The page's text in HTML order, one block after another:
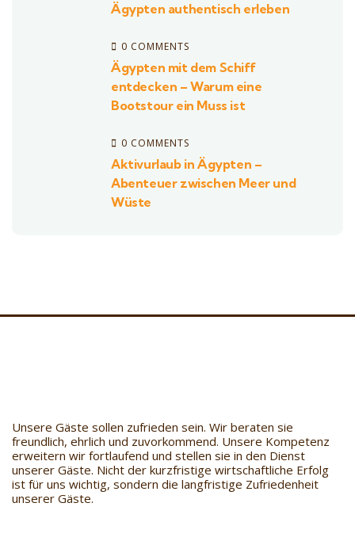
Ägypten authentisch erleben
0 COMMENTS
Ägypten mit dem Schiff
entdecken – Warum eine
Bootstour ein Muss ist
0 COMMENTS
Aktivurlaub in Ägypten –
Abenteuer zwischen Meer und
Wüste
Unsere Gäste sollen zufrieden sein. Wir beraten sie
freundlich, ehrlich und zuvorkommend. Unsere Kompetenz
erweitern wir fortlaufend und stellen sie in den Dienst
unserer Gäste. Nicht der kurzfristige wirtschaftliche Erfolg
ist für uns wichtig, sondern die langfristige Zufriedenheit
unserer Gäste.